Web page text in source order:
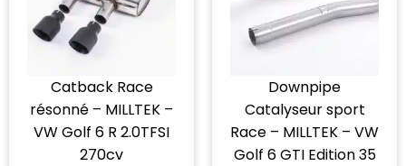
Catback Race
résonné – MILLTEK –
VW Golf 6 R 2.0TFSI
270cv
Downpipe
Catalyseur sport
Race – MILLTEK – VW
Golf 6 GTI Edition 35